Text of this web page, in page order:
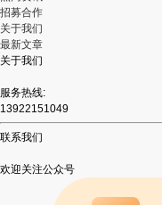
招募合作
关于我们
最新文章
关于我们
服务热线:
13922151049
联系我们
欢迎关注公众号